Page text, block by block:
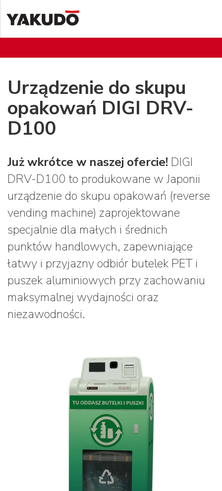
Urządzenie do skupu
opakowań DIGI DRV-
D100
Już wkrótce w naszej ofercie! DIGI
DRV-D100 to produkowane w Japonii
urządzenie do skupu opakowań (reverse
vending machine) zaprojektowane
specjalnie dla małych i średnich
punktów handlowych, zapewniające
łatwy i przyjazny odbiór butelek PET i
puszek aluminiowych przy zachowaniu
maksymalnej wydajności oraz
niezawodności.